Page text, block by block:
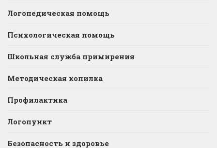
Логопедическая помощь
Психологическая помощь
Школьная служба примирения
Методическая копилка
Профилактика
Логопункт
Безопасность и здоровье